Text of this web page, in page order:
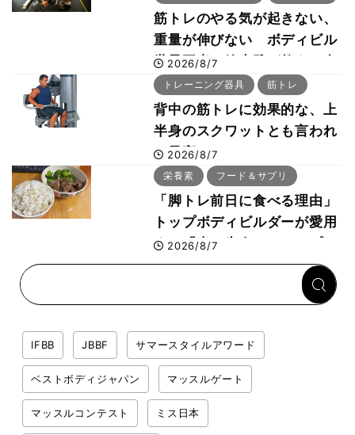
筋トレのやる気が起きない、
重量が伸びない ボディビル
世界王者・鈴木雅が教える食
事・睡眠・呼吸の整え方
2026/8/7
トレーニング器具 筋トレ
背中の筋トレに効果的な、上
半身のスクワットとも言われ
た最高マシン“ノーチラス・
プルオーバーマシン”とは？
2026/8/7
栄養素 フード＆サプリ
「脚トレ前日に食べる理由」
トップボディビルダーが愛用
する「米＋牛肉」のシンプル
回復メシとは？
2026/8/7
IFBB JBBF サマースタイルアワード
ベストボディジャパン マッスルゲート
マッスルコンテスト ミス日本